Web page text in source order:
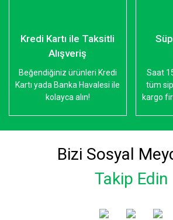
Kredi Kartı ile Taksitli
Alışveriş
Beğendiğiniz ürünleri Kredi
Kartı yada Banka Havalesi ile
kolayca alın!
Saat
tüm
kargo
Bizi Sosyal
Takip Edin